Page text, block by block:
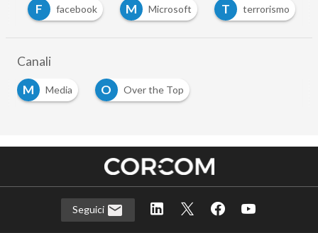
F facebook M Microsoft T terrorismo
Canali
M
Media O Over the Top
Seguici